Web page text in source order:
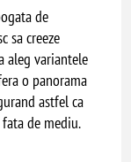
de
sa creeze
aleg variantele
o panorama
astfel ca
de mediu.